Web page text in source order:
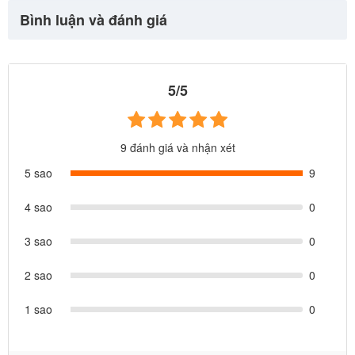
Bình luận và đánh giá
5/5
9 đánh giá và nhận xét
5 sao
9
4 sao 0
3 sao 0
2 sao 0
1 sao 0